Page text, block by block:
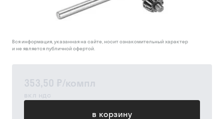
353,50 ₽/компл
вкл ндс
в корзину
Вся информация, указанная на сайте, носит ознакомительный характер
и не является публичной офертой.